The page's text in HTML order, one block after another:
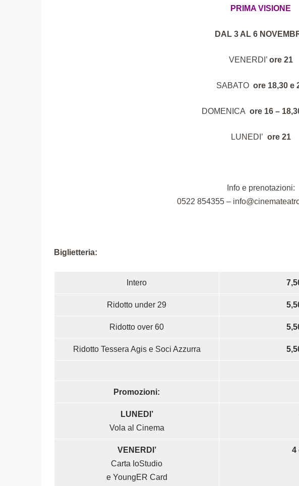
PRIMA VISIONE
DAL 3 AL 6
VENERDI’ ore 21
SABATO ore 18,30 e
DOMENICA ore 16 –
LUNEDI’ ore 21
Info e prenotazioni:
0522 854355 –
Biglietteria:
Intero
Ridotto under 29
Ridotto over 60
Ridotto Tessera Agis e Soci Azzurra
Promozioni:
LUNEDI’
Vola al Cinema
VENERDI’
Carta IoStudio
e YoungER Card
4